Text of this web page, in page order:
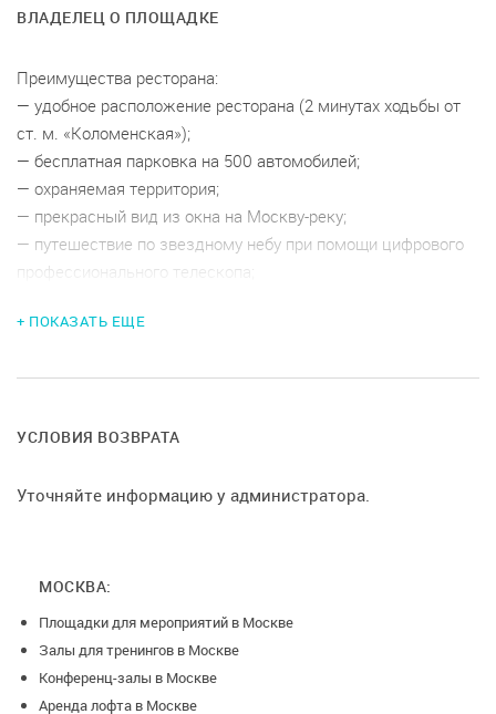
ВЛАДЕЛЕЦ О ПЛОЩАДКЕ
Преимущества ресторана:
— удобное расположение ресторана (2 минутах ходьбы от
ст. м. «Коломенская»);
— бесплатная парковка на 500 автомобилей;
— охраняемая территория;
— прекрасный вид из окна на Москву-реку;
— путешествие по звездному небу при помощи цифрового
профессионального телескопа;
— 8 лифтов;
-- два зала на двух этажах-150 м2 и 400 м2, полностью
отдельная зона для сбора гостей с великолепной картинной
— техническое обеспечение: проектор, аудиосистема,
дополнительную плату со скидкой 30%
В стоимость входит аренда двух залов и закрытие
+ ПОКАЗАТЬ ЕЩЕ
УСЛОВИЯ ВОЗВРАТА
Уточняйте информацию у администратора.
МОСКВА:
Площадки для мероприятий в Москве
Залы для тренингов в Москве
Конференц-залы в Москве
Аренда лофта в Москве